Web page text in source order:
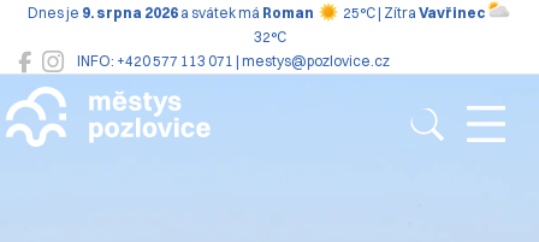
INFO: +420 577 113 071 | mestys@pozlovice.cz
Dnes je 9. srpna 2026 a svátek má Roman 25°C | Zítra Vavřinec
32°C
Pozlovice